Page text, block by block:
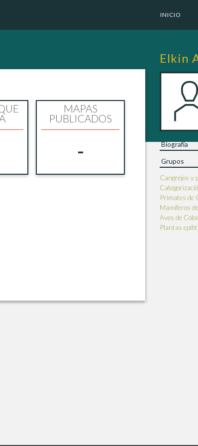
INICIO
Elkin
Biografía
Grupos
Cangrejos y
Primates de
Mamíferos
Aves de
Plantas
MAPAS
PUBLICADOS
-